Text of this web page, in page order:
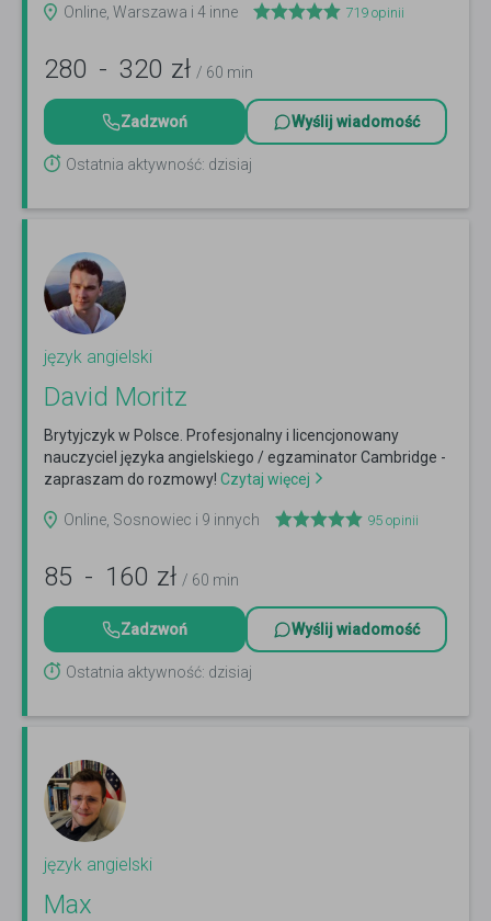
Online, Warszawa i 4 inne 719 opinii
280 - 320 zł / 60 min
Zadzwoń Wyślij wiadomość
Ostatnia aktywność: dzisiaj
język angielski
David Moritz
Brytyjczyk w Polsce. Profesjonalny i licencjonowany
nauczyciel języka angielskiego / egzaminator Cambridge -
zapraszam do rozmowy! Czytaj więcej
Online, Sosnowiec i 9 innych 95 opinii
85 - 160 zł / 60 min
Zadzwoń Wyślij wiadomość
Ostatnia aktywność: dzisiaj
język angielski
Max